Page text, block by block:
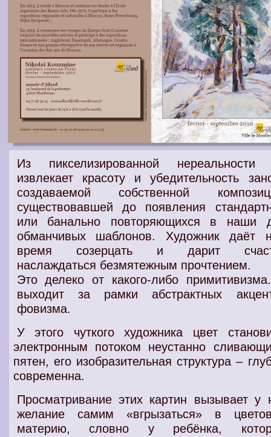
Из пикселизированной нереальности
извлекает красоту и убедительность
создаваемой собственной
существовавшей до появления
или банально повторяющихся в наши
обманчивых шаблонов. Художникдаёт
время созерцатьи дарит
наслаждаться безмятежным прочтением.
Это делеко от какого-либо
выходит за рамки абстрактных
фовизма.
У этого чуткого художника цвет
электронным потоком неустанно
пятен, его изобразительная структура –
современна.
Просматривание этих картин вызывает у
желание самим «вгрызаться» в
материю, словно у ребёнка,